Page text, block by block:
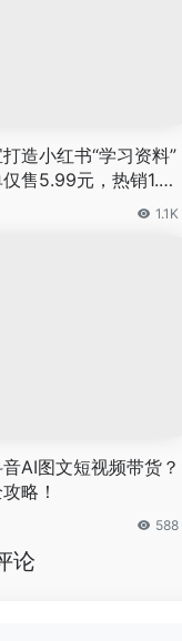
造小红书“学习资料”
售5.99元，热销1.8
万+收益（附详细教
1.1K
AI图文短视频带货？
略！
588
论